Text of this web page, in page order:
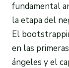
fundamental
la etapa del
El
en las
ángeles y el